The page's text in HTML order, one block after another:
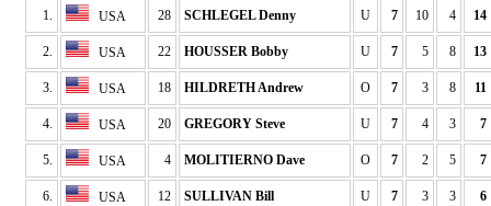
1. USA 28 SCHLEGEL Denny U 7 10 4 14
2. USA 22 HOUSSER Bobby U 7 5 8 13
3. USA 18 HILDRETH Andrew O 7 3 8 11
4. USA 20 GREGORY Steve U 7 4 3 7
5. USA 4 MOLITIERNO Dave O 7 2 5 7
6. USA 12 SULLIVAN Bill U 7 3 3 6